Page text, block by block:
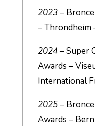
2023– Bronce
– Throndheim
2024– Super
Awards –
International
2025– Bronce
Awards –